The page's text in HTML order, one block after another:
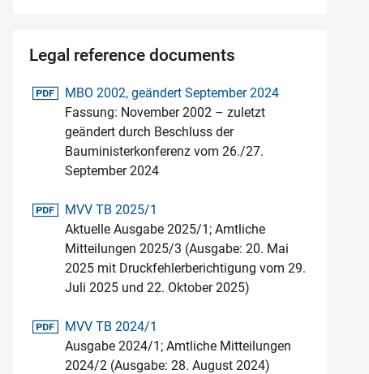
Legal reference documents
pdf-Datei
MBO 2002, geändert September 2024
Fassung: November 2002 – zuletzt
geändert durch Beschluss der
Bauministerkonferenz vom 26./27.
September 2024
pdf-Datei
MVV TB 2025/1
Aktuelle Ausgabe 2025/1; Amtliche
Mitteilungen 2025/3 (Ausgabe: 20. Mai
2025 mit Druckfehlerberichtigung vom 29.
Juli 2025 und 22. Oktober 2025)
pdf-Datei
MVV TB 2024/1
Ausgabe 2024/1; Amtliche Mitteilungen
2024/2 (Ausgabe: 28. August 2024)